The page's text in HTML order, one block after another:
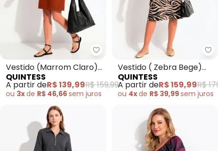
Quintess - Vestido (Marrom
Vestido (Marrom Claro)
em Nylon Suede
QUINTESS
A partir deR$ 139,99R$ 159,99
ou 3xde R$ 46,66sem juros
Vestido ( Zebra Bege)
em Poliéster
QUINTESS
A partir deR$ 159,99R$
ou 4xde R$ 39,99sem juros